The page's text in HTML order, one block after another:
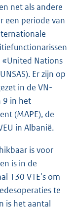
net als andere
een periode van
«United Nations
Er zijn op
in de VN-
9 in het
(MAPE), de
in Albanië.
is voor
is in de
130 VTE's om
te
is het aantal